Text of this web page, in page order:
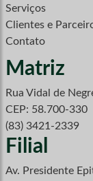
Serviços
Clientes e
Contato
Matriz
Rua Vidal de
CEP: 58.700-330
(83) 3421-2339
Filial
Av. Presidente